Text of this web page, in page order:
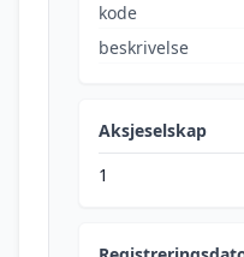
kode
beskrivelse
Aksjeselskap
1